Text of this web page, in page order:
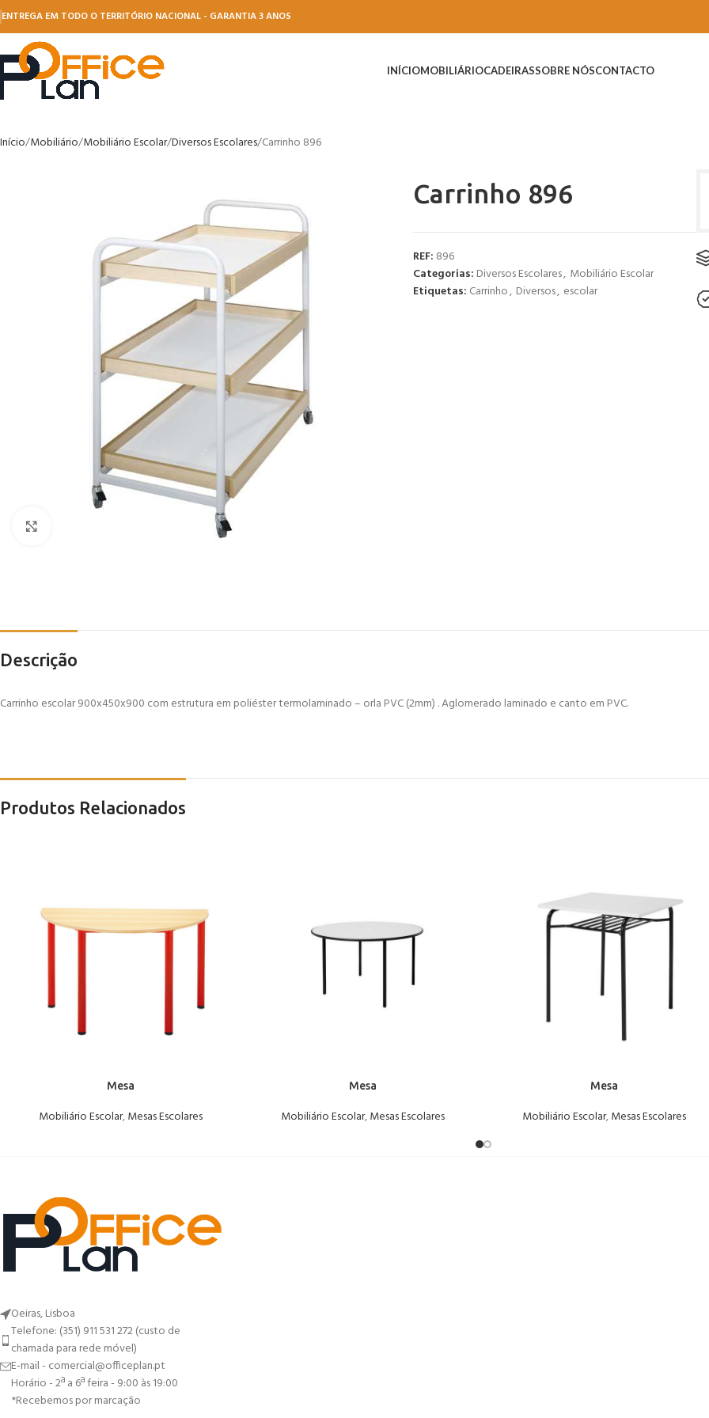
ENTREGA EM TODO O TERRITÓRIO NACIONAL - GARANTIA 3 ANOS
INÍCIOMOBILIÁRIOCADEIRASSOBRE NÓSCONTACTO
Início Mobiliário Mobiliário Escolar Diversos Escolares Carrinho 896
Carrinho 896
REF: 896
Categorias: Diversos Escolares, Mobiliário Escolar
Etiquetas: Carrinho, Diversos, escolar
Descrição
Carrinho escolar 900x450x900 com estrutura em poliéster termolaminado – orla PVC (2mm) . Aglomerado laminado e canto em PVC.
Produtos Relacionados
Mesa
Mobiliário Escolar,Mesas Escolares
Mesa
Mobiliário Escolar,Mesas Escolares
Mesa
Mobiliário Escolar,Mesas Escolares
Oeiras, Lisboa
Telefone: (351) 911 531 272 (custo de
chamada para rede móvel)
E-mail - comercial@officeplan.pt
Horário - 2ª a 6ª feira - 9:00 às 19:00
*Recebemos por marcação